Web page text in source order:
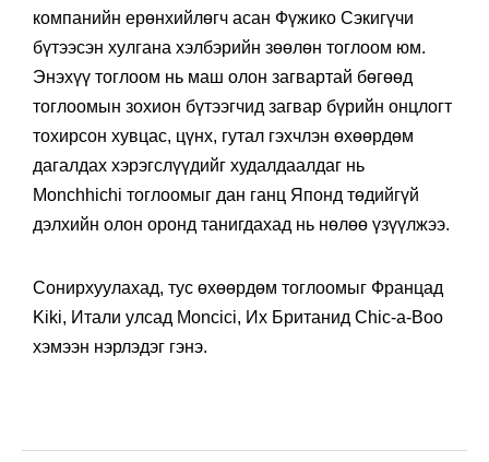
компанийн ерөнхийлөгч асан Фүжико Сэкигүчи
бүтээсэн хулгана хэлбэрийн зөөлөн тоглоом юм.
Энэхүү тоглоом нь маш олон загвартай бөгөөд
тоглоомын зохион бүтээгчид загвар бүрийн онцлогт
тохирсон хувцас, цүнх, гутал гэхчлэн өхөөрдөм
дагалдах хэрэгслүүдийг худалдаалдаг нь
Monchhichi тоглоомыг дан ганц Японд төдийгүй
дэлхийн олон оронд танигдахад нь нөлөө үзүүлжээ.
Сонирхуулахад, тус өхөөрдөм тоглоомыг Францад
Kiki, Итали улсад Moncici, Их Британид Chic-a-Boo
хэмээн нэрлэдэг гэнэ.